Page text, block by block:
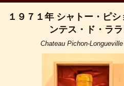
１９７１年 シャトー・ピ
ンテス・ド・ラ
Chateau Pichon-